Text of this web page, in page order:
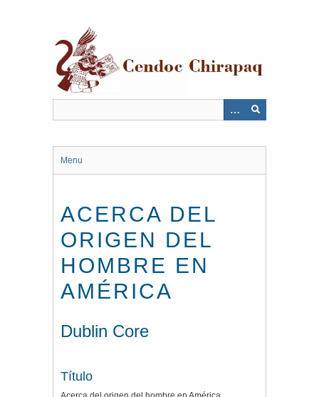
Menu
ACERCA DEL
ORIGEN DEL
HOMBRE EN
AMÉRICA
Dublin Core
Título